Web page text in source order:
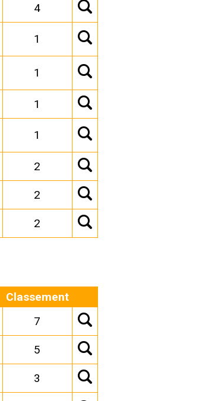
4
1
1
1
1
2
2
2
Classement
7
5
3